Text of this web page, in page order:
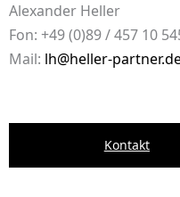
Alexander Heller
Fon: +49 (0)89 / 457 10
Mail: lh@heller-
Kontakt